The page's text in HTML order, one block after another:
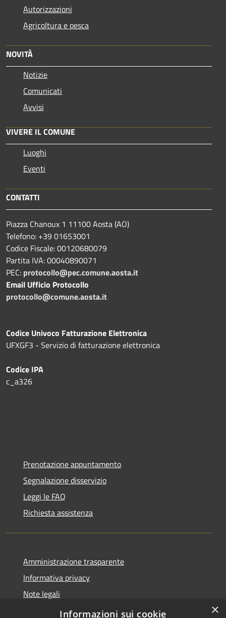
Autorizzazioni
Agricoltura e pesca
NOVITÀ
Notizie
Comunicati
Avvisi
VIVERE IL COMUNE
Luoghi
Eventi
CONTATTI
Piazza Chanoux 1 11100 Aosta (AO)
Telefono: +39 01653001
Codice Fiscale: 00120680079
Partita IVA: 00040890071
PEC: protocollo@pec.comune.aosta.it
Email Ufficio Protocollo
protocollo@comune.aosta.it
Codice Univoco Fatturazione Elettronica
UFXGF3 - Servizio di fatturazione elettronica
Codice IPA
c_a326
Prenotazione appuntamento
Segnalazione disservizio
Leggi le FAQ
Richiesta assistenza
Amministrazione trasparente
Informativa privacy
Note legali
Dichiarazione di accessibilità
×
Informazioni sui cookie